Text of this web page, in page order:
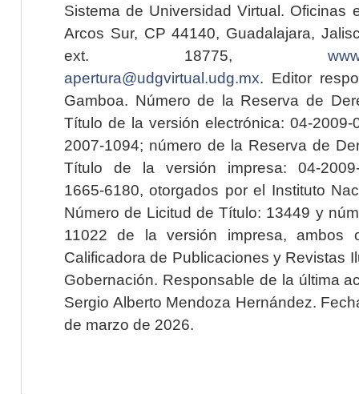
Sistema de Universidad Virtual. Oficinas
Arcos Sur, CP 44140, Guadalajara,
ext. 18775,
apertura@udgvirtual.udg.mx. Editor
Gamboa. Número de la Reserva de
Título de la versión electrónica: 04-2009-
2007-1094; número de la Reserva de
Título de la versión impresa: 04-2009-
1665-6180, otorgados por el Instituto
Número de Licitud de Título: 13449 y
11022 de la versión impresa, ambos
Calificadora de Publicaciones y Revistas
Gobernación. Responsable de la última
Sergio Alberto Mendoza Hernández.
de marzo de 2026.